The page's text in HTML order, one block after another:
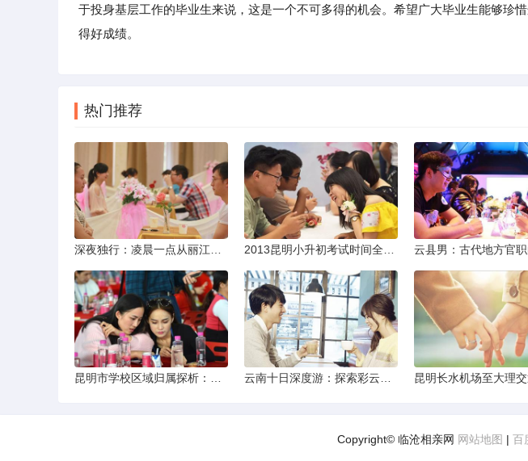
于投身基层工作的毕业生来说，这是一个不可多得的机会。希望广大毕业生能够珍
得好成绩。
热门推荐
Copyright© 临沧相亲网 网站地图 | 百